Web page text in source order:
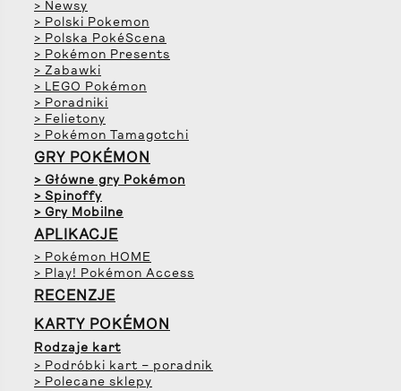
> Newsy
> Polski Pokemon
> Polska PokéScena
> Pokémon Presents
> Zabawki
> LEGO Pokémon
> Poradniki
> Felietony
> Pokémon Tamagotchi
GRY POKÉMON
> Główne gry Pokémon
> Spinoffy
> Gry Mobilne
APLIKACJE
> Pokémon HOME
> Play! Pokémon Access
RECENZJE
KARTY POKÉMON
Rodzaje kart
> Podróbki kart – poradnik
> Polecane sklepy